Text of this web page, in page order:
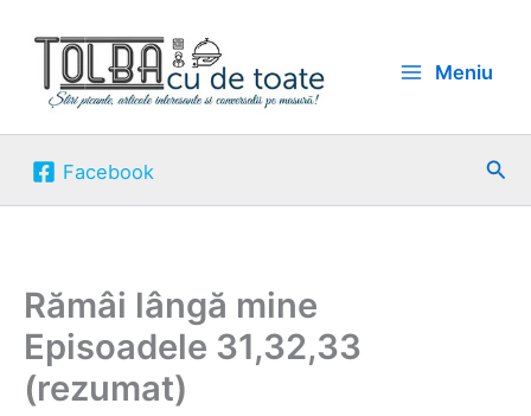
content
Meniu
Facebook
Rămâi lângă mine
Episoadele 31,32,33
(rezumat)